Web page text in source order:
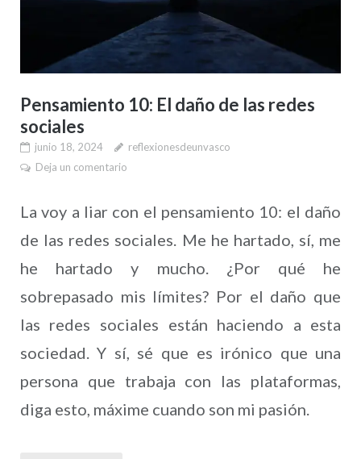
Pensamiento 10: El daño de las redes
sociales
junio 18, 2024
reflexionesdeunvasco
Deja un comentario
La voy a liar con el pensamiento 10: el daño
de las redes sociales. Me he hartado, sí, me
he hartado y mucho. ¿Por qué he
sobrepasado mis límites? Por el daño que
las redes sociales están haciendo a esta
sociedad. Y sí, sé que es irónico que una
persona que trabaja con las plataformas,
diga esto, máxime cuando son mi pasión.